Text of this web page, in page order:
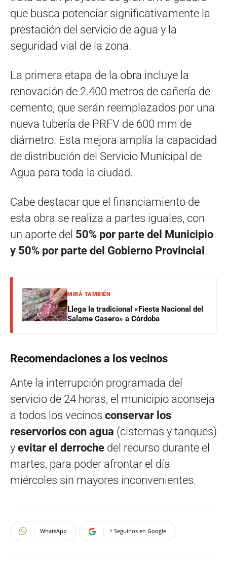
que busca potenciar significativamente la
prestación del servicio de agua y la
seguridad vial de la zona.
La primera etapa de la obra incluye la
renovación de 2.400 metros de cañería de
cemento, que serán reemplazados por una
nueva tubería de PRFV de 600 mm de
diámetro. Esta mejora amplía la capacidad
de distribución del Servicio Municipal de
Agua para toda la ciudad.
Cabe destacar que el financiamiento de
esta obra se realiza a partes iguales, con
un aporte del 50% por parte del Municipio
y 50% por parte del Gobierno Provincial .
MIRÁ TAMBIÉN
Llega la tradicional «Fiesta Nacional del
Salame Casero» a Córdoba
Recomendaciones a los vecinos
Ante la interrupción programada del
servicio de 24 horas, el municipio aconseja
a todos los vecinos conservar los
reservorios con agua (cisternas y tanques)
y evitar el derroche del recurso durante el
martes, para poder afrontar el día
miércoles sin mayores inconvenientes.
WhatsApp + Seguinos en Google